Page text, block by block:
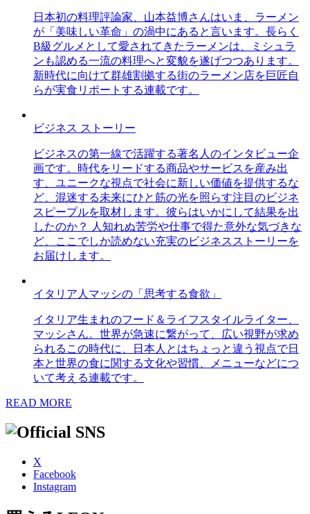
日本初の料理評論家、山本益博さんはいま、ラーメン
が「美味しい革命」の渦中にあると言います。長らく
B級グルメとして愛されてきたラーメンは、ミシュラ
ンも認める一流の料理へと変貌を遂げつつあります。
新時代に向けて群雄割拠する街のラーメン店を巨匠自
らが実食リポートする連載です。
ビジネス ストーリー
ビジネスの第一線で活躍する著名人のインタビュー企
画です。時代をリードする商品やサービスを産み出
す、ユニークな視点で社会に新しい価値を提供するな
ど、混迷する未来にひと筋の光を照らす注目のビジネ
スピープルを取材します。彼らはいかにして結果を出
したのか？ 人知れぬ苦労や仕事で得た意外な気づきな
ど、ここでしか読めない充実のビジネスストーリーを
お届けします。
イタリア人マッシの「思考する食欲」
イタリア生まれのフード＆ライフスタイルライター、
マッシさん。世界が急速に繋がって、広い視野が求め
られるこの時代に、日本人とはちょっと違う視点で日
本と世界の食に関する文化や習慣、メニューなどにつ
いて考える連載です。
READ MORE
X
Facebook
Instagram